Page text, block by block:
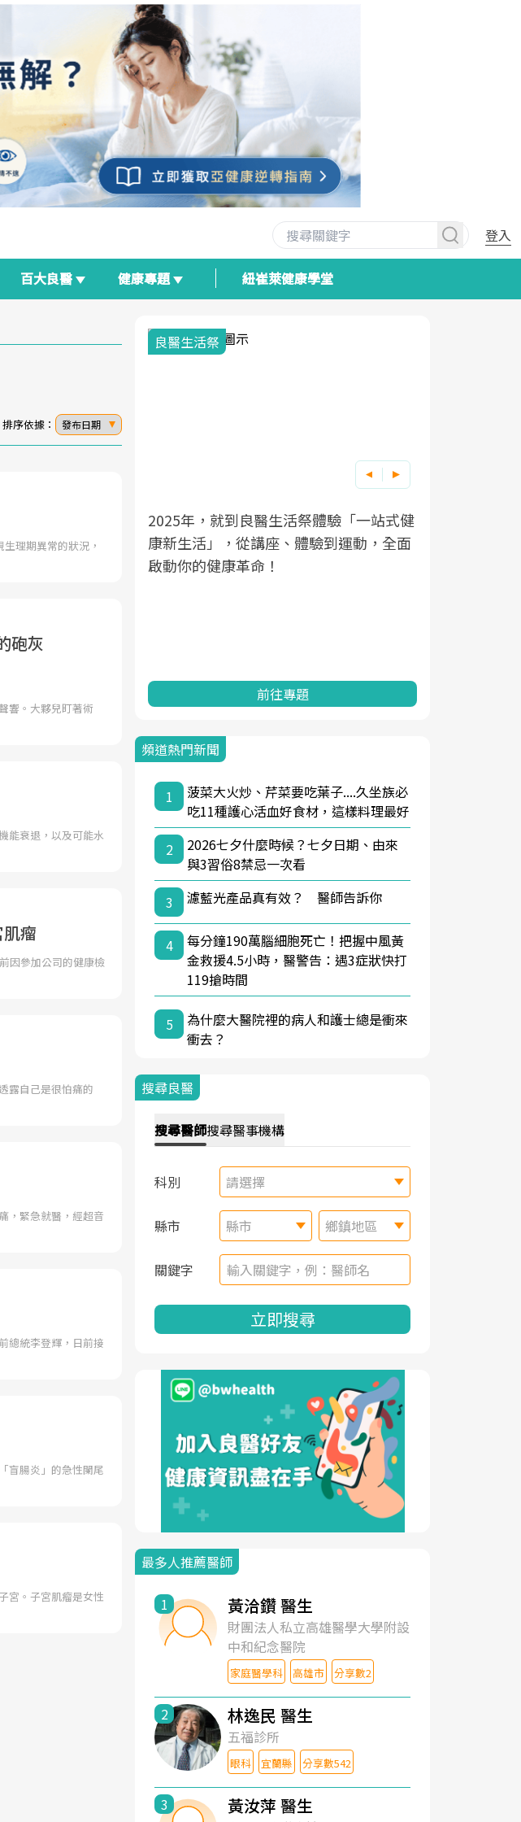
登入
百大良醫 健康專題 紐崔萊健康學堂
排序依據： 發布日期
理期異常的狀況，
砲灰
。大夥兒盯著術
能衰退，以及可能水
瘤
因參加公司的健康檢
露自己是很怕痛的
，緊急就醫，經超音
總統李登輝，日前接
盲腸炎」的急性闌尾
宮。子宮肌瘤是女性
台灣正在快速邁
。隨著國家政策
康狀況、啟動健
活祭體驗「一站式健
、體驗到運動，全面
我與健康韌性的距離
良醫健康網從「換季的身體變化」出發，
透過醫學觀點與日常感受的對話，建立對
亞健康的認知，進而引導實際的改善行
前往專題
頻道熱門新聞
1
菠菜大火炒、芹菜要吃葉子....久坐族必
吃11種護心活血好食材，這樣料理最好
2
2026七夕什麼時候？七夕日期、由來
與3習俗8禁忌一次看
3
濾藍光產品真有效？ 醫師告訴你
4
每分鐘190萬腦細胞死亡！把握中風黃
金救援4.5小時，醫警告：遇3症狀快打
119搶時間
5
為什麼大醫院裡的病人和護士總是衝來
衝去？
搜尋良醫
搜尋醫師搜尋醫事機構
科別 請選擇
縣市 縣市 鄉鎮地區
關鍵字
立即搜尋
最多人推薦醫師
1 黃洽鑽 醫生
財團法人私立高雄醫學大學附設
中和紀念醫院
家庭醫學科 高雄市 分享數2
2 林逸民 醫生
五福診所
眼科 宜蘭縣 分享數542
3 黃汝萍 醫生